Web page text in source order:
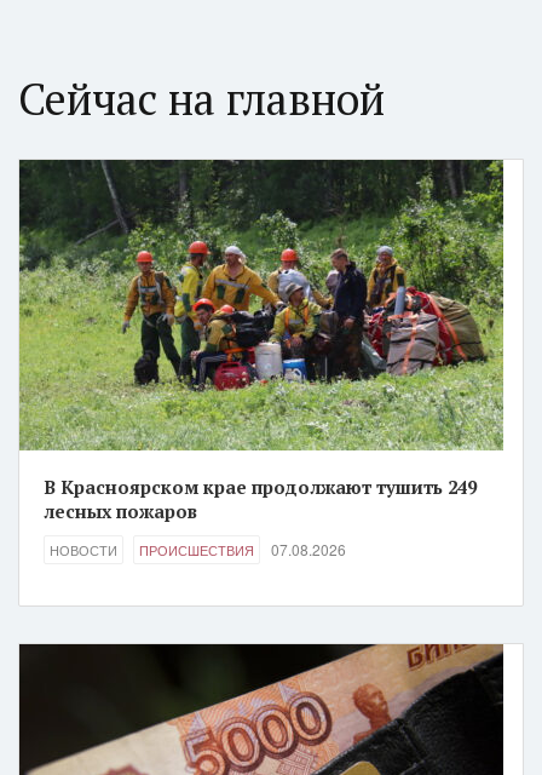
Сейчас на главной
В Красноярском крае продолжают тушить 249
лесных пожаров
НОВОСТИ ПРОИСШЕСТВИЯ 07.08.2026